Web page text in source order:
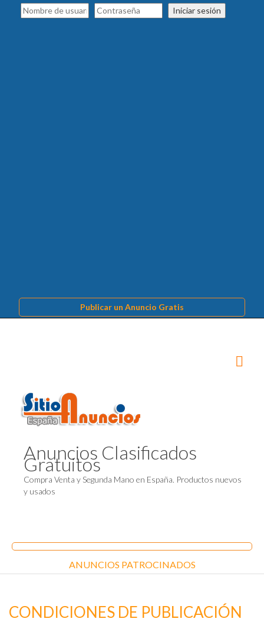
Iniciar sesión
Publicar un Anuncio Gratis
Anuncios Clasificados
Gratuitos
Compra Venta y Segunda Mano en España. Productos nuevos
y usados
ANUNCIOS PATROCINADOS
CONDICIONES DE PUBLICACIÓN